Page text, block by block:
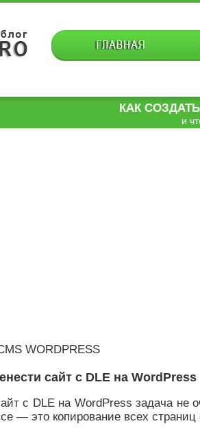
КАК
и
WORDPRESS
сайт с DLE на WordPress
с DLE на WordPress задача не
— это копирование всех страниц